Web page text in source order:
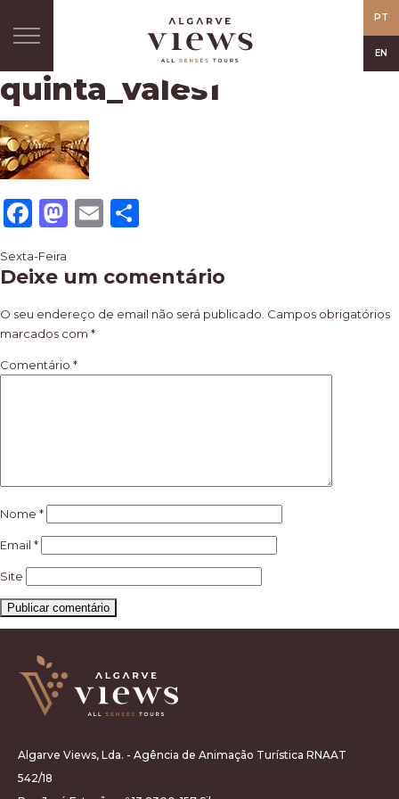
PT
EN
quinta_vales1
Facebook
Mastodon
Email
Navegação
de
artigos
Sexta-Feira
Deixe um comentário
O seu endereço de email não será publicado. Campos obrigatórios
marcados com *
Comentário *
Nome *
Email *
Site
Algarve Views, Lda. - Agência de Animação Turística RNAAT
542/18